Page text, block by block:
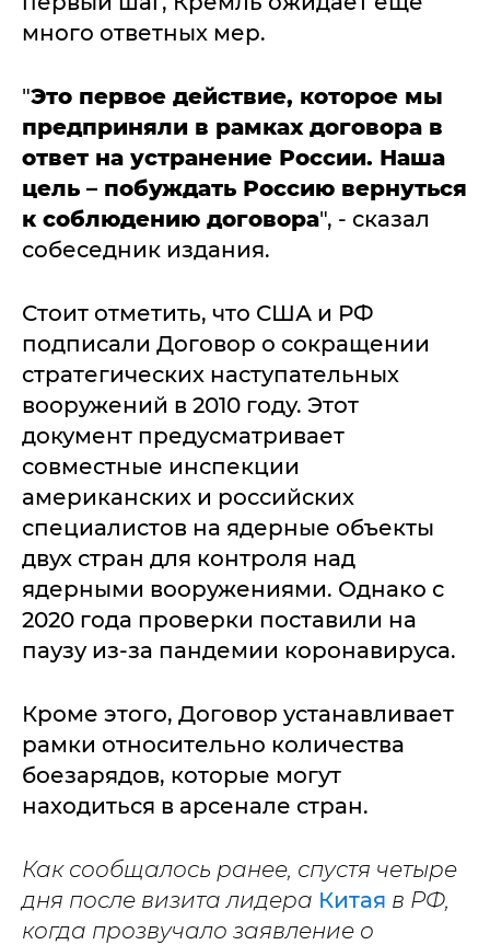
много ответных мер.
"Это первое действие, которое мы
предприняли в рамках договора в
ответ на устранение России. Наша
цель – побуждать Россию вернуться
к соблюдению договора", - сказал
собеседник издания.
Стоит отметить, что США и РФ
подписали Договор о сокращении
стратегических наступательных
вооружений в 2010 году. Этот
документ предусматривает
совместные инспекции
американских и российских
специалистов на ядерные объекты
двух стран для контроля над
ядерными вооружениями. Однако с
2020 года проверки поставили на
паузу из-за пандемии коронавируса.
Кроме этого, Договор устанавливает
рамки относительно количества
боезарядов, которые могут
находиться в арсенале стран.
Как сообщалось ранее, спустя четыре
дня после визита лидера Китая в РФ,
когда прозвучало заявление о